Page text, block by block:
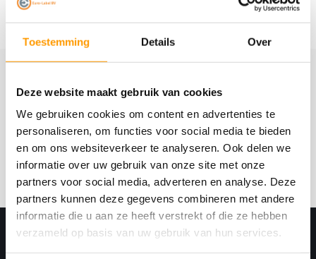
Toestemming Details Over
Deze website maakt gebruik van cookies
We gebruiken cookies om content en advertenties te
personaliseren, om functies voor social media te bieden
en om ons websiteverkeer te analyseren. Ook delen we
informatie over uw gebruik van onze site met onze
partners voor social media, adverteren en analyse. Deze
partners kunnen deze gegevens combineren met andere
informatie die u aan ze heeft verstrekt of die ze hebben
verzameld op basis van uw gebruik van hun services.
Schrijf je hier in voor onze nieuwsbrief
Ontvang onze nieuwste aanbiedingen en
kortingscodes